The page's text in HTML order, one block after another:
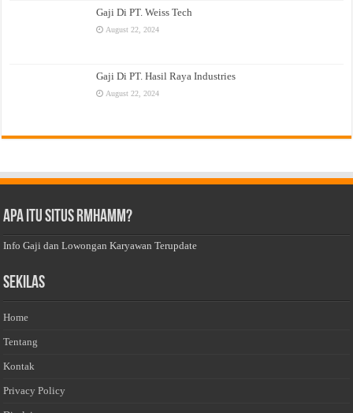
Gaji Di PT. Weiss Tech
August 22, 2024
Gaji Di PT. Hasil Raya Industries
August 22, 2024
Apa Itu Situs Rmhamm?
Info Gaji dan Lowongan Karyawan Terupdate
Sekilas
Home
Tentang
Kontak
Privacy Policy